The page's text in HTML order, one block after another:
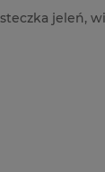
jeleń,